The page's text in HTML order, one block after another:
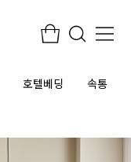
호텔베딩 속통